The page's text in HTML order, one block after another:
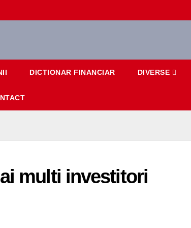
DICTIONAR FINANCIAR DIVERSE
multi investitori